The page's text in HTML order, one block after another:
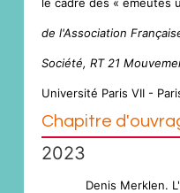
de l'Association
Société, RT 21
Université Paris VII -
Chapitre
2023
Denis Merklen.